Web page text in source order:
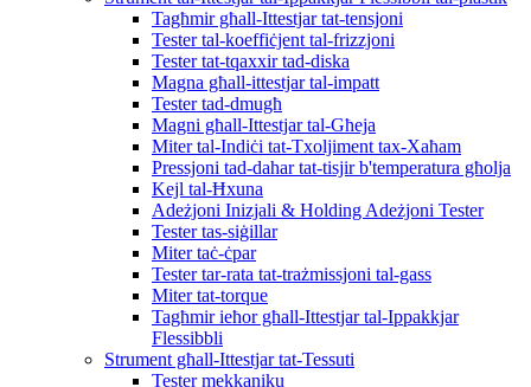
Tagħmir għall-Ittestjar tat-tensjoni
Tester tal-koeffiċjent tal-frizzjoni
Tester tat-tqaxxir tad-diska
Magna għall-ittestjar tal-impatt
Tester tad-dmugħ
Magni għall-Ittestjar tal-Għeja
Miter tal-Indiċi tat-Txoljiment tax-Xaħam
Pressjoni tad-dahar tat-tisjir b'temperatura għolja
Kejl tal-Ħxuna
Adeżjoni Inizjali & Holding Adeżjoni Tester
Tester tas-siġillar
Miter taċ-ċpar
Tester tar-rata tat-trażmissjoni tal-gass
Miter tat-torque
Tagħmir ieħor għall-Ittestjar tal-Ippakkjar
Flessibbli
Strument għall-Ittestjar tat-Tessuti
Tester mekkaniku